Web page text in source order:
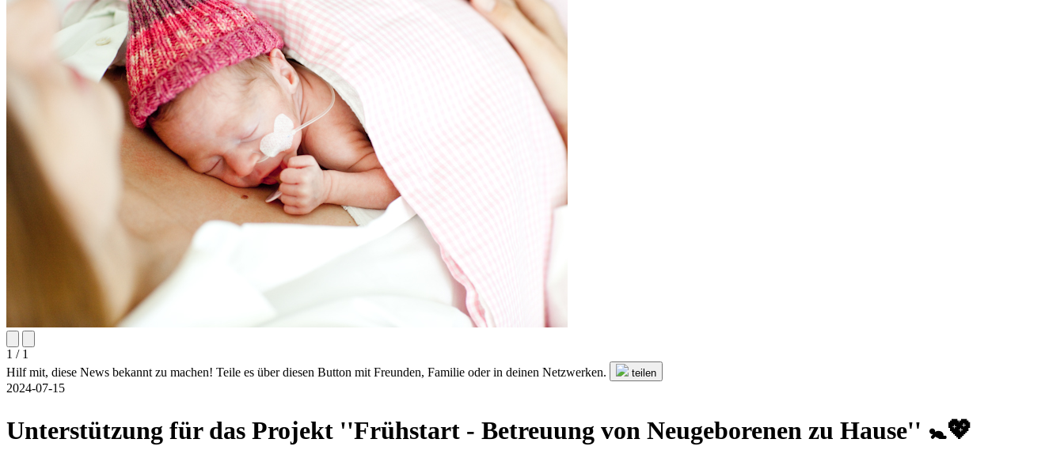
1 / 1
Hilf mit, diese News bekannt zu machen! Teile es über diesen Button mit Freunden, Familie oder in deinen Netzwerken.
teilen
2024-07-15
Unterstützung für das Projekt ''Frühstart - Betreuung von Neugeborenen zu Hause'' 🚼💖